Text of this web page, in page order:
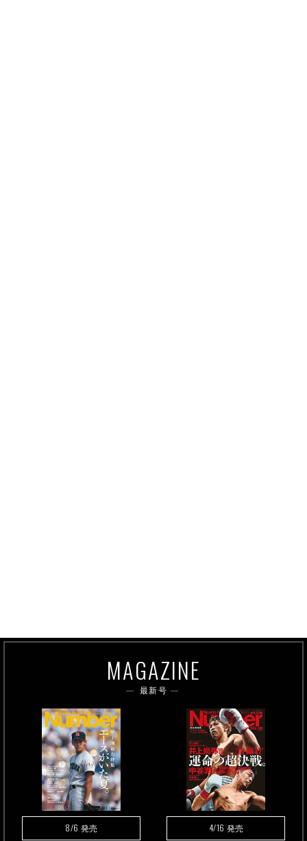
MAGAZINE
最新号
8/6 発売 4/16 発売